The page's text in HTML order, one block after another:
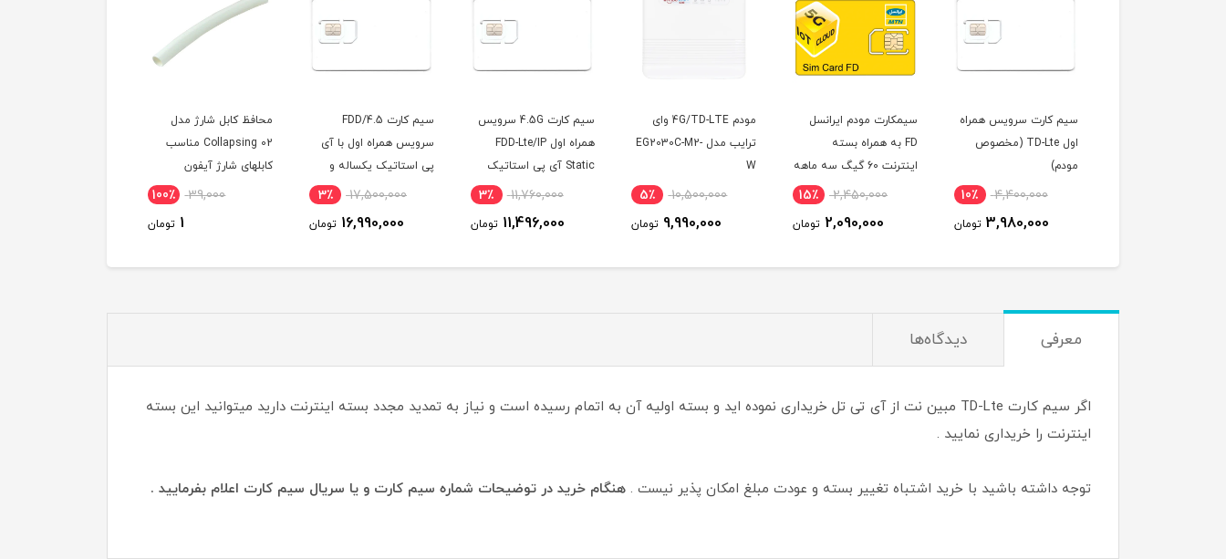
سیم کارت سرویس همراه
اول TD-Lte (مخصوص
مودم)
4,400,000 10٪
3,980,000 تومان
سیمکارت مودم ایرانسل
FD به همراه بسته
اینترنت 60 گیگ سه ماهه
(مخصوص مودم )
2,450,000 15٪
2,090,000 تومان
مودم 4G/TD-LTE وای
ترایب مدل EG2030C-M2-
W
10,500,000 5٪
9,990,000 تومان
سیم کارت 4.5G سرویس
همراه اول FDD-Lte/IP
Static آی پی استاتیک
یکساله با 180 گیگ
(مخصوص مودم )
11,760,000 3٪
11,496,000 تومان
سیم کارت FDD/4.5
سرویس همراه اول با آی
پی استاتیک یکساله و
1000 گیگ اینترنت یکساله
17,500,000 3٪
16,990,000 تومان
محافظ کابل شارژ مدل
Collapsing 02 مناسب
کابلهای شارژ آیفون
39,000 100٪
1 تومان
معرفی دیدگاه‌ها
اگر سیم کارت TD-Lte مبین نت از آی تی تل خریداری نموده اید و بسته اولیه آن به اتمام رسیده است و نیاز به تمدید مجدد بسته اینترنت دارید میتوانید این بسته
اینترنت را خریداری نمایید .
توجه داشته باشید با خرید اشتباه تغییر بسته و عودت مبلغ امکان پذیر نیست . هنگام خرید در توضیحات شماره سیم کارت و یا سریال سیم کارت اعلام بفرمایید .